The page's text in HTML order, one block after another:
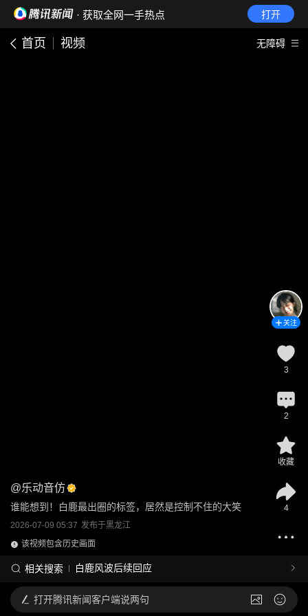
· 获取全网一手热点 打开
首页 视频 无障碍
@乐动音仿
谁能想到！白鹿最出圈的标签，居然是控制不住的大笑
2026-07-09 05:37 发布于黑龙江
该视频包含历史画面
相关搜索 白鹿风波后续回应
关注
3
2
收藏
4
打开腾讯新闻客户端说两句